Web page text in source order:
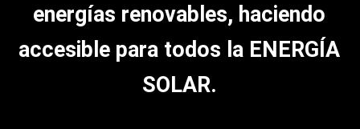
energías renovables, haciendo
accesible para todos la ENERGÍA
SOLAR.